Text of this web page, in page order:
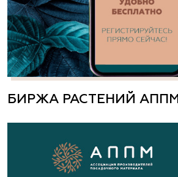
БИРЖА РАСТЕНИЙ АППМ